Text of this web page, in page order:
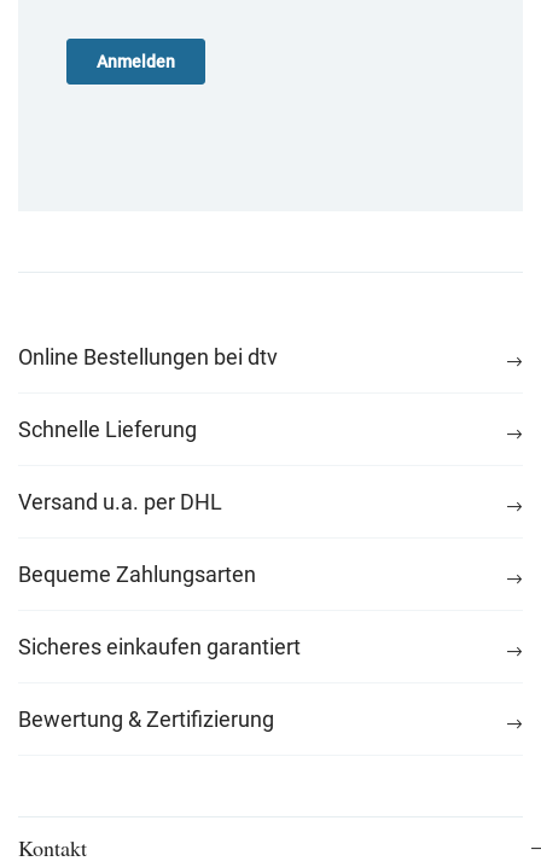
Online Bestellungen bei dtv
Schnelle Lieferung
Versand u.a. per DHL
Bequeme Zahlungsarten
Sicheres einkaufen garantiert
Bewertung & Zertifizierung
Kontakt